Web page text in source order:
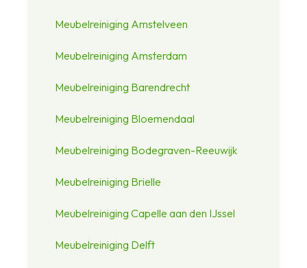
Meubelreiniging Amstelveen
Meubelreiniging Amsterdam
Meubelreiniging Barendrecht
Meubelreiniging Bloemendaal
Meubelreiniging Bodegraven-Reeuwijk
Meubelreiniging Brielle
Meubelreiniging Capelle aan den IJssel
Meubelreiniging Delft